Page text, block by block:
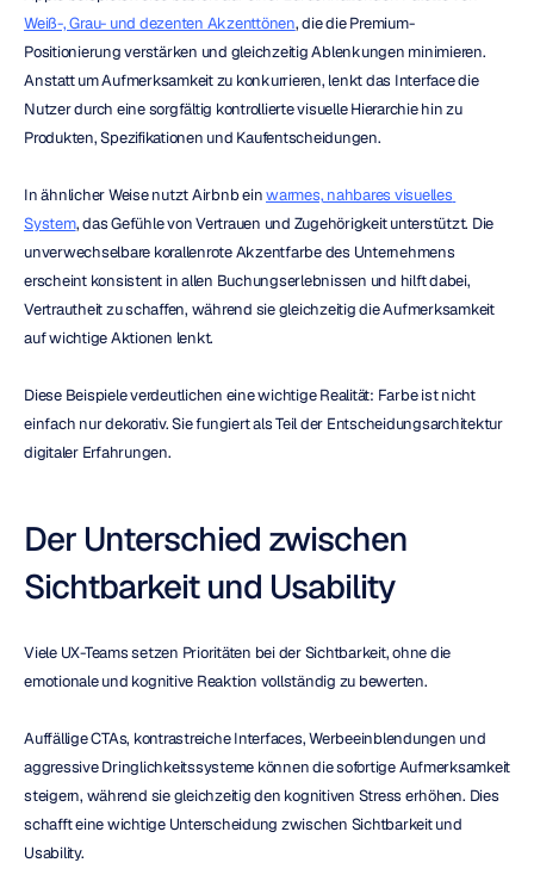
Weiß-, Grau- und dezenten Akzenttönen, die die Premium-
Positionierung verstärken und gleichzeitig Ablenkungen minimieren.
Anstatt um Aufmerksamkeit zu konkurrieren, lenkt das Interface die
Nutzer durch eine sorgfältig kontrollierte visuelle Hierarchie hin zu
Produkten, Spezifikationen und Kaufentscheidungen.
In ähnlicher Weise nutzt Airbnb ein warmes, nahbares visuelles
System, das Gefühle von Vertrauen und Zugehörigkeit unterstützt. Die
unverwechselbare korallenrote Akzentfarbe des Unternehmens
erscheint konsistent in allen Buchungserlebnissen und hilft dabei,
Vertrautheit zu schaffen, während sie gleichzeitig die Aufmerksamkeit
auf wichtige Aktionen lenkt.
Diese Beispiele verdeutlichen eine wichtige Realität: Farbe ist nicht
einfach nur dekorativ. Sie fungiert als Teil der Entscheidungsarchitektur
digitaler Erfahrungen.
Der Unterschied zwischen
Sichtbarkeit und Usability
Viele UX-Teams setzen Prioritäten bei der Sichtbarkeit, ohne die
emotionale und kognitive Reaktion vollständig zu bewerten.
Auffällige CTAs, kontrastreiche Interfaces, Werbeeinblendungen und
aggressive Dringlichkeitssysteme können die sofortige Aufmerksamkeit
steigern, während sie gleichzeitig den kognitiven Stress erhöhen. Dies
schafft eine wichtige Unterscheidung zwischen Sichtbarkeit und
Usability.